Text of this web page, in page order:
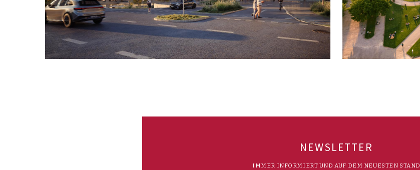
NEWSLETTER
IMMER INFORMIERT UND AUF DEM NEUESTEN STAND